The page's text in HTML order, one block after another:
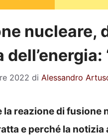
nucleare,
2022 di Alessandro
la reazione di fusione
e perché la